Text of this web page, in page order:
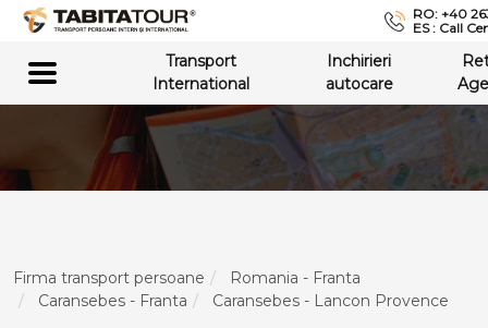
RO: +40
ES : Call
Transport
International
Inchirieri
autocare
Firma transport persoane
Romania - Franta
Caransebes - Franta
Caransebes - Lancon Provence